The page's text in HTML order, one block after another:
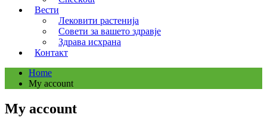
Вести
Лековити растенија
Совети за вашето здравје
Здрава исхрана
Контакт
Home
My account
My account